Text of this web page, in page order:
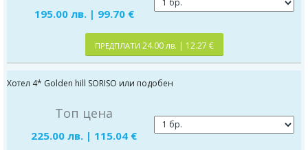
195.00 лв. | 99.70 €
ПРЕДПЛАТИ 24.00 лв. | 12.27 €
Хотел 4* Golden hill SORISO или подобен
Топ цена
225.00 лв. | 115.04 €